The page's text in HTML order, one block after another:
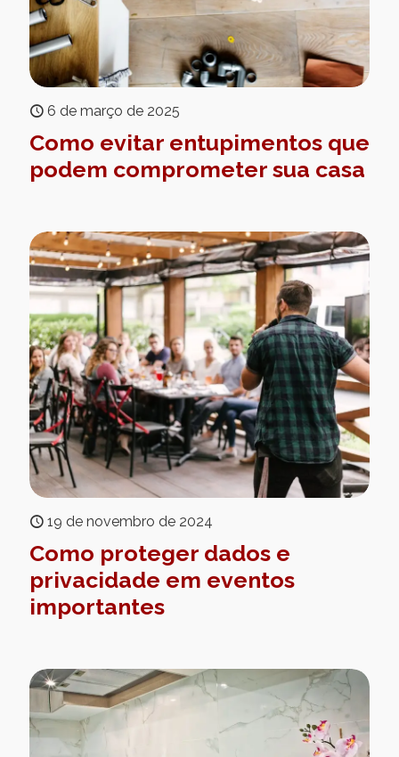
6 de março de 2025
Como evitar entupimentos que
podem comprometer sua casa
19 de novembro de 2024
Como proteger dados e
privacidade em eventos
importantes